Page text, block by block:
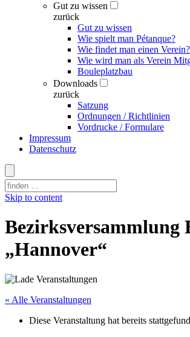
Gut zu wissen
zurück
Gut zu wissen
Wie spielt man Pétanque?
Wie findet man einen Verein?
Wie wird man als Verein
Bouleplatzbau
Downloads
zurück
Satzung
Ordnungen / Richtlinien
Vordrucke / Formulare
Impressum
Datenschutz
Skip to content
Bezirksversammlung
„Hannover“
« Alle Veranstaltungen
Diese Veranstaltung hat bereits